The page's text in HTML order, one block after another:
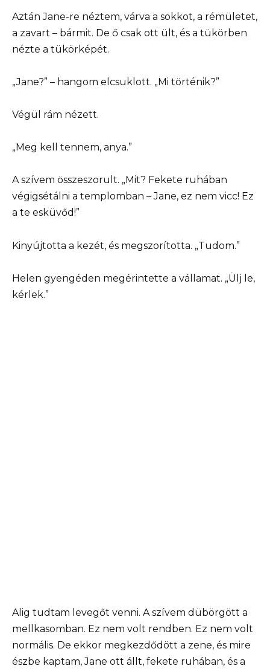
Aztán Jane-re néztem, várva a sokkot, a rémületet,
a zavart – bármit. De ő csak ott ült, és a tükörben
nézte a tükörképét.
„Jane?” – hangom elcsuklott. „Mi történik?”
Végül rám nézett.
„Meg kell tennem, anya.”
A szívem összeszorult. „Mit? Fekete ruhában
végigsétálni a templomban – Jane, ez nem vicc! Ez
a te esküvőd!”
Kinyújtotta a kezét, és megszorította. „Tudom.”
Helen gyengéden megérintette a vállamat. „Ülj le,
kérlek.”
Alig tudtam levegőt venni. A szívem dübörgött a
mellkasomban. Ez nem volt rendben. Ez nem volt
normális. De ekkor megkezdődött a zene, és mire
észbe kaptam, Jane ott állt, fekete ruhában, és a